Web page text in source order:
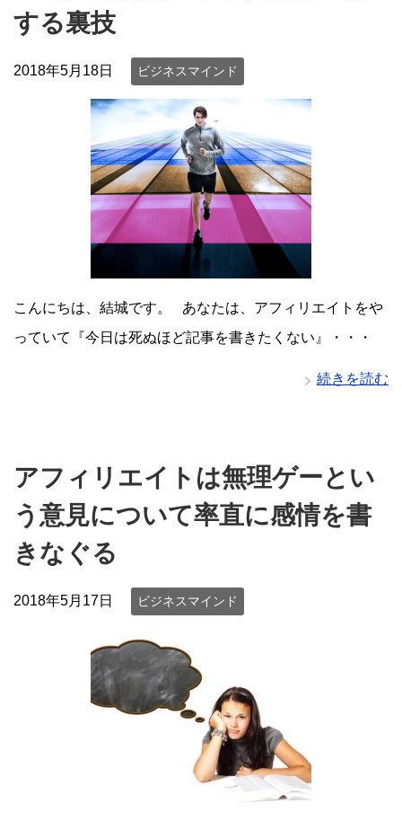
する裏技
2018年5月18日 ビジネスマインド
こんにちは、結城です。 あなたは、アフィリエイトをや
っていて『今日は死ぬほど記事を書きたくない』・・・
続きを読む
アフィリエイトは無理ゲーとい
う意見について率直に感情を書
きなぐる
2018年5月17日 ビジネスマインド